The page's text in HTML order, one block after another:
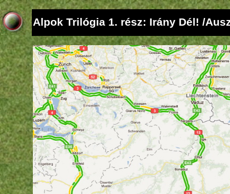
Alpok Trilógia 1. rész: Irány Dél! /